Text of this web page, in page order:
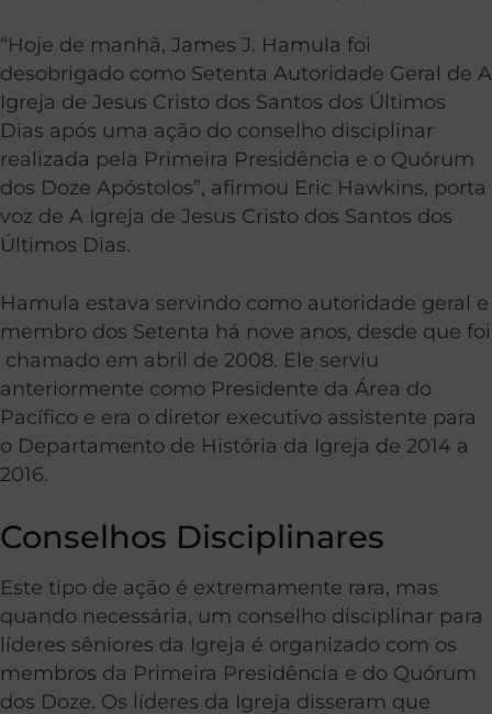
“Hoje de manhã, James J. Hamula foi
desobrigado como Setenta Autoridade Geral de A
Igreja de Jesus Cristo dos Santos dos Últimos
Dias após uma ação do conselho disciplinar
realizada pela Primeira Presidência e o Quórum
dos Doze Apóstolos”, afirmou Eric Hawkins, porta
voz de A Igreja de Jesus Cristo dos Santos dos
Últimos Dias.
Hamula estava servindo como autoridade geral e
membro dos Setenta há nove anos, desde que foi
chamado em abril de 2008. Ele serviu
anteriormente como Presidente da Área do
Pacífico e era o diretor executivo assistente para
o Departamento de História da Igreja de 2014 a
2016.
Conselhos Disciplinares
Este tipo de ação é extremamente rara, mas
quando necessária, um conselho disciplinar para
líderes sêniores da Igreja é organizado com os
membros da Primeira Presidência e do Quórum
dos Doze. Os líderes da Igreja disseram que